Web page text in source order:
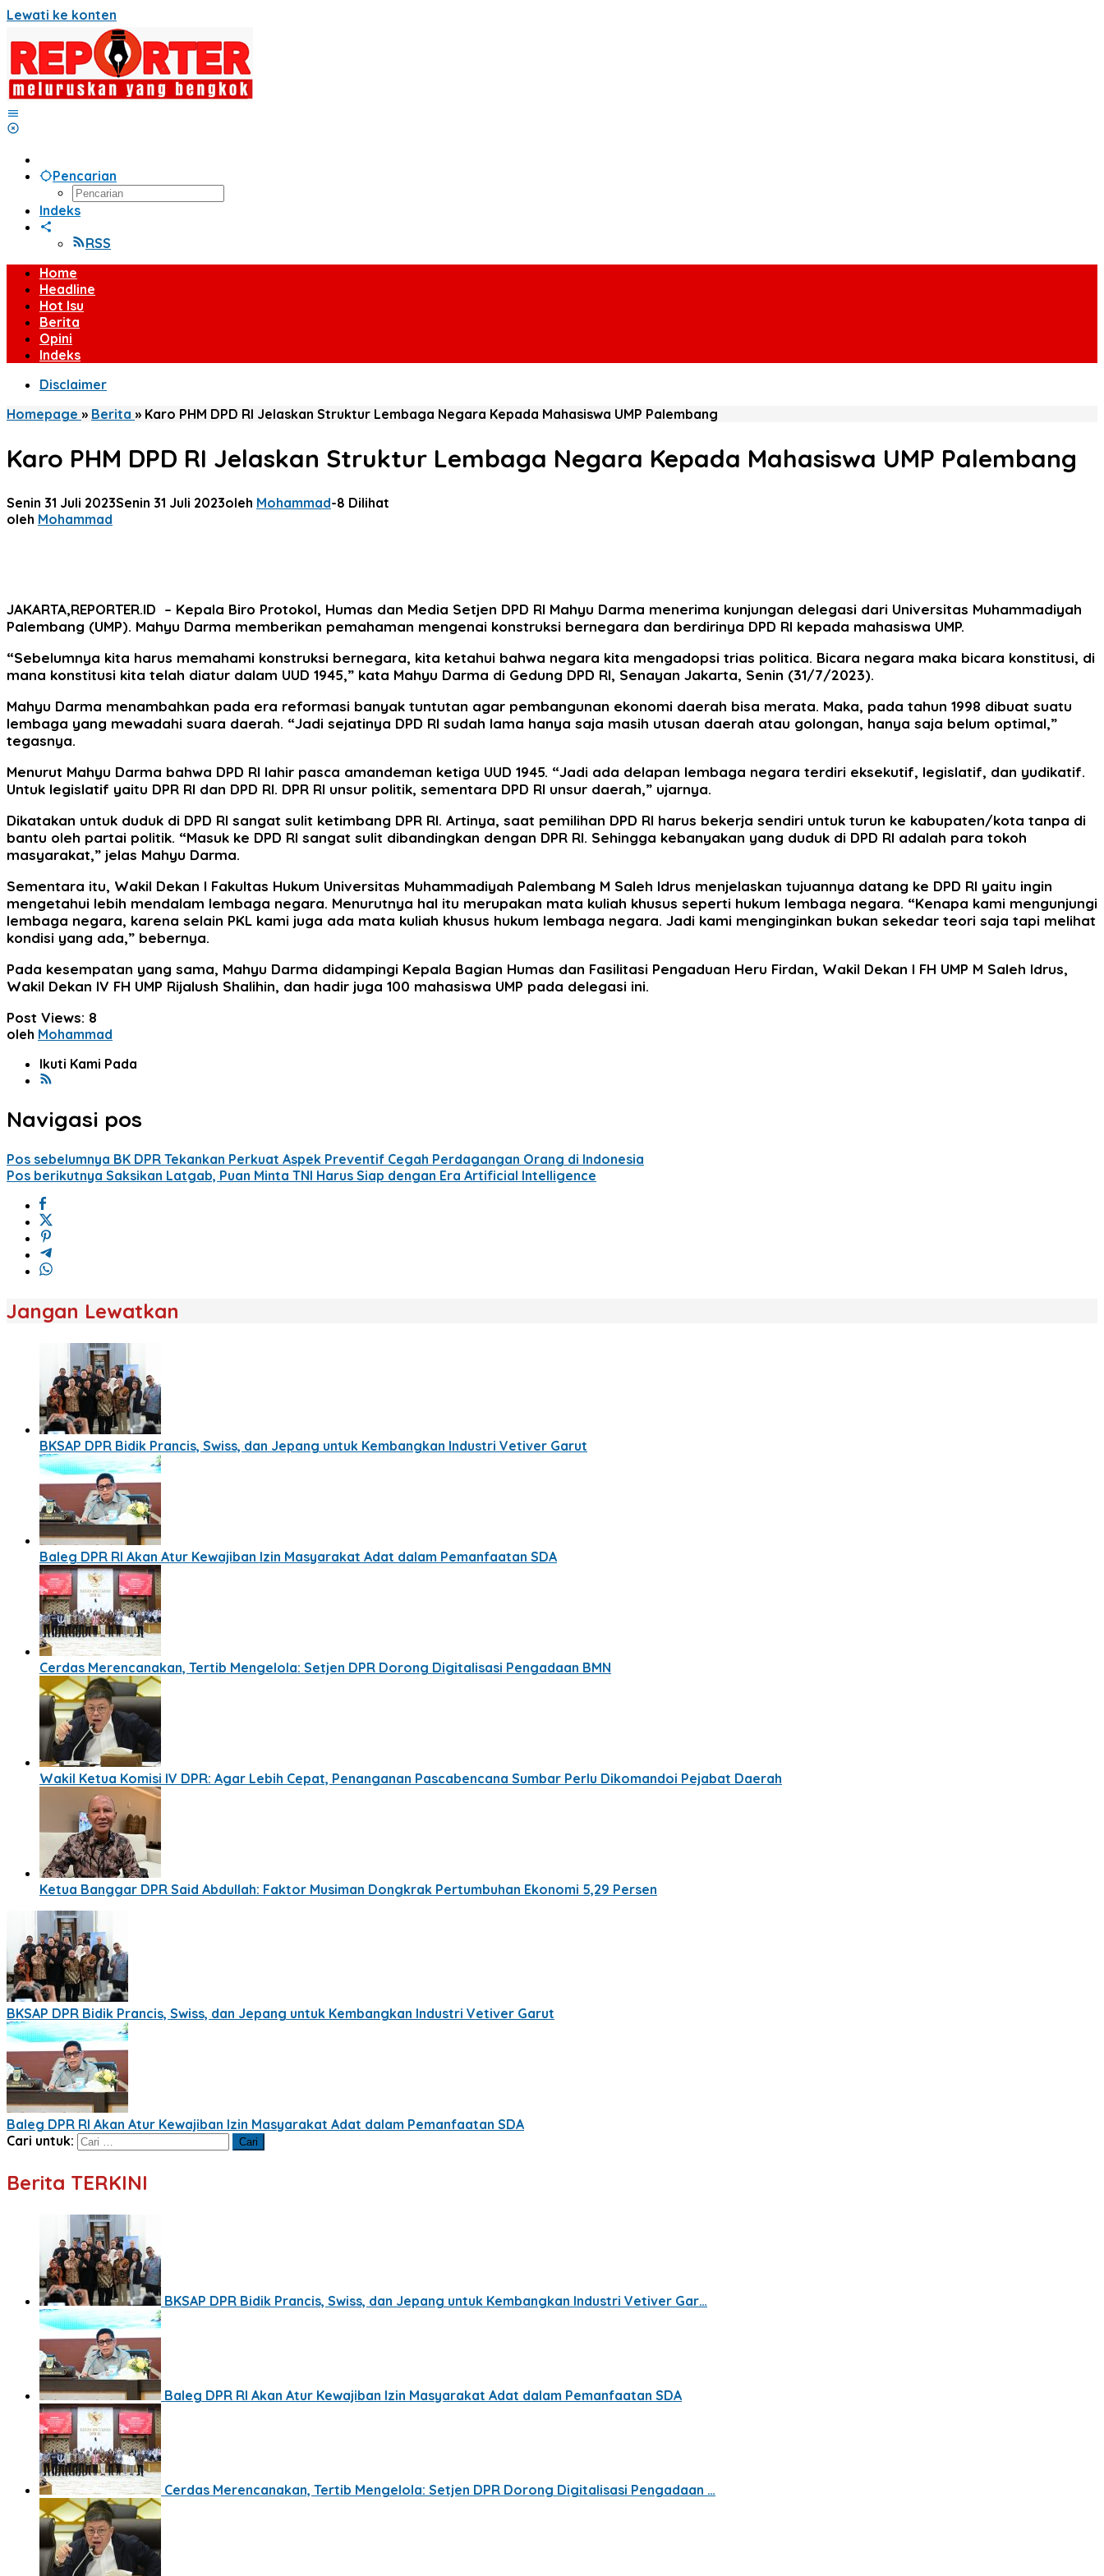
Lewati ke konten
Pencarian
Indeks
RSS
Home
Headline
Hot Isu
Berita
Opini
Indeks
Disclaimer
Homepage » Berita » Karo PHM DPD RI Jelaskan Struktur Lembaga Negara Kepada Mahasiswa UMP Palembang
Karo PHM DPD RI Jelaskan Struktur Lembaga Negara Kepada Mahasiswa UMP Palembang
Senin 31 Juli 2023Senin 31 Juli 2023oleh Mohammad-8 Dilihat
oleh Mohammad
JAKARTA,REPORTER.ID – Kepala Biro Protokol, Humas dan Media Setjen DPD RI Mahyu Darma menerima kunjungan delegasi dari Universitas Muhammadiyah
Palembang (UMP). Mahyu Darma memberikan pemahaman mengenai konstruksi bernegara dan berdirinya DPD RI kepada mahasiswa UMP.
“Sebelumnya kita harus memahami konstruksi bernegara, kita ketahui bahwa negara kita mengadopsi trias politica. Bicara negara maka bicara konstitusi, di
mana konstitusi kita telah diatur dalam UUD 1945,” kata Mahyu Darma di Gedung DPD RI, Senayan Jakarta, Senin (31/7/2023).
Mahyu Darma menambahkan pada era reformasi banyak tuntutan agar pembangunan ekonomi daerah bisa merata. Maka, pada tahun 1998 dibuat suatu
lembaga yang mewadahi suara daerah. “Jadi sejatinya DPD RI sudah lama hanya saja masih utusan daerah atau golongan, hanya saja belum optimal,”
tegasnya.
Menurut Mahyu Darma bahwa DPD RI lahir pasca amandeman ketiga UUD 1945. “Jadi ada delapan lembaga negara terdiri eksekutif, legislatif, dan yudikatif.
Untuk legislatif yaitu DPR RI dan DPD RI. DPR RI unsur politik, sementara DPD RI unsur daerah,” ujarnya.
Dikatakan untuk duduk di DPD RI sangat sulit ketimbang DPR RI. Artinya, saat pemilihan DPD RI harus bekerja sendiri untuk turun ke kabupaten/kota tanpa di
bantu oleh partai politik. “Masuk ke DPD RI sangat sulit dibandingkan dengan DPR RI. Sehingga kebanyakan yang duduk di DPD RI adalah para tokoh
masyarakat,” jelas Mahyu Darma.
Sementara itu, Wakil Dekan I Fakultas Hukum Universitas Muhammadiyah Palembang M Saleh Idrus menjelaskan tujuannya datang ke DPD RI yaitu ingin
mengetahui lebih mendalam lembaga negara. Menurutnya hal itu merupakan mata kuliah khusus seperti hukum lembaga negara. “Kenapa kami mengunjungi
lembaga negara, karena selain PKL kami juga ada mata kuliah khusus hukum lembaga negara. Jadi kami menginginkan bukan sekedar teori saja tapi melihat
kondisi yang ada,” bebernya.
Pada kesempatan yang sama, Mahyu Darma didampingi Kepala Bagian Humas dan Fasilitasi Pengaduan Heru Firdan, Wakil Dekan I FH UMP M Saleh Idrus,
Wakil Dekan IV FH UMP Rijalush Shalihin, dan hadir juga 100 mahasiswa UMP pada delegasi ini.
Post Views: 8
oleh Mohammad
Ikuti Kami Pada
Navigasi pos
Pos sebelumnya BK DPR Tekankan Perkuat Aspek Preventif Cegah Perdagangan Orang di Indonesia
Pos berikutnya Saksikan Latgab, Puan Minta TNI Harus Siap dengan Era Artificial Intelligence
Jangan Lewatkan
BKSAP DPR Bidik Prancis, Swiss, dan Jepang untuk Kembangkan Industri Vetiver Garut
Baleg DPR RI Akan Atur Kewajiban Izin Masyarakat Adat dalam Pemanfaatan SDA
Cerdas Merencanakan, Tertib Mengelola: Setjen DPR Dorong Digitalisasi Pengadaan BMN
Wakil Ketua Komisi IV DPR: Agar Lebih Cepat, Penanganan Pascabencana Sumbar Perlu Dikomandoi Pejabat Daerah
Ketua Banggar DPR Said Abdullah: Faktor Musiman Dongkrak Pertumbuhan Ekonomi 5,29 Persen
BKSAP DPR Bidik Prancis, Swiss, dan Jepang untuk Kembangkan Industri Vetiver Garut
Baleg DPR RI Akan Atur Kewajiban Izin Masyarakat Adat dalam Pemanfaatan SDA
Cari untuk:
Berita TERKINI
BKSAP DPR Bidik Prancis, Swiss, dan Jepang untuk Kembangkan Industri Vetiver Gar…
Baleg DPR RI Akan Atur Kewajiban Izin Masyarakat Adat dalam Pemanfaatan SDA
Cerdas Merencanakan, Tertib Mengelola: Setjen DPR Dorong Digitalisasi Pengadaan …